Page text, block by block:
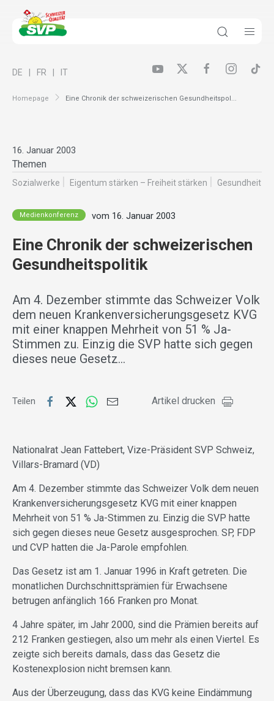
Homepage Eine Chronik der schweizerischen Gesundheitspol...
DE FR IT
16. Januar 2003
Themen
Sozialwerke Eigentum stärken – Freiheit stärken Gesundheit
Medienkonferenz vom 16. Januar 2003
Eine Chronik der schweizerischen
Gesundheitspolitik
Am 4. Dezember stimmte das Schweizer Volk
dem neuen Krankenversicherungsgesetz KVG
mit einer knappen Mehrheit von 51 % Ja-
Stimmen zu. Einzig die SVP hatte sich gegen
dieses neue Gesetz…
Teilen Artikel drucken
Nationalrat Jean Fattebert, Vize-Präsident SVP Schweiz,
Villars-Bramard (VD)
Am 4. Dezember stimmte das Schweizer Volk dem neuen
Krankenversicherungsgesetz KVG mit einer knappen
Mehrheit von 51 % Ja-Stimmen zu. Einzig die SVP hatte
sich gegen dieses neue Gesetz ausgesprochen. SP, FDP
und CVP hatten die Ja-Parole empfohlen.
Das Gesetz ist am 1. Januar 1996 in Kraft getreten. Die
monatlichen Durchschnittsprämien für Erwachsene
betrugen anfänglich 166 Franken pro Monat.
4 Jahre später, im Jahr 2000, sind die Prämien bereits auf
212 Franken gestiegen, also um mehr als einen Viertel. Es
zeigte sich bereits damals, dass das Gesetz die
Kostenexplosion nicht bremsen kann.
Aus der Überzeugung, dass das KVG keine Eindämmung